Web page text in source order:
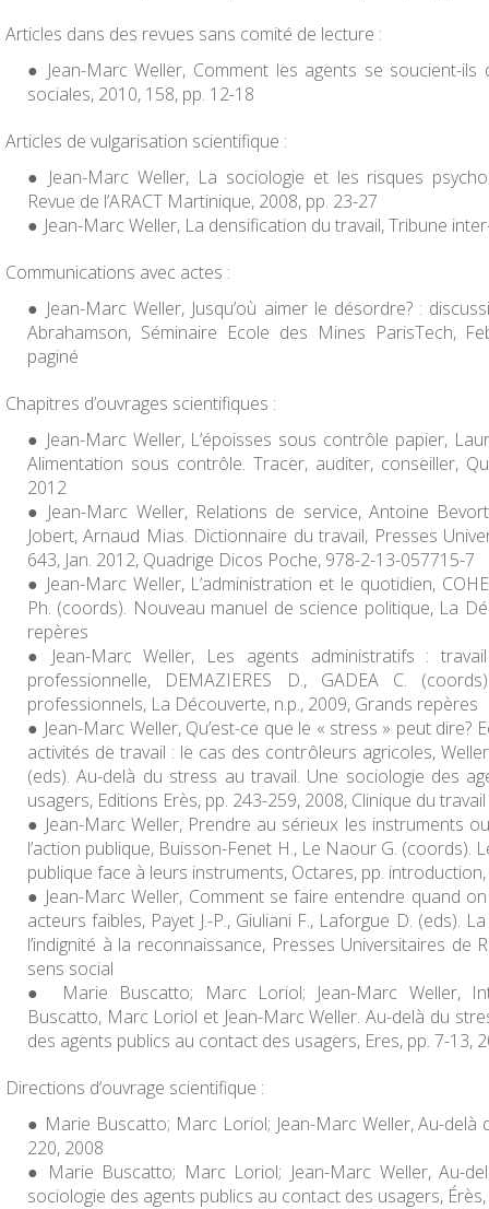
Articles dans des revues sans comité de lecture :
Jean-Marc Weller, Comment les agents se soucient-
sociales, 2010, 158, pp. 12-18
Articles de vulgarisation scientifique :
Jean-Marc Weller, La sociologie et les risques
Revue de l’ARACT Martinique, 2008, pp. 23-27
Jean-Marc Weller, La densification du travail,Tribune
Communications avec actes :
Jean-Marc Weller, Jusqu’où aimer le désordre? :
Abrahamson, Séminaire Ecole des Mines ParisTech,
paginé
Chapitres d’ouvrages scientifiques :
Jean-Marc Weller, L’époisses sous contrôle papier,
Alimentation sous contrôle. Tracer, auditer, conseiller,
2012
Jean-Marc Weller, Relations de service, Antoine
Jobert, Arnaud Mias. Dictionnaire du travail, Presses
643, Jan. 2012, Quadrige Dicos Poche, 978-2-13-057715-7
Jean-Marc Weller, L’administration et le quotidien,
Ph. (coords). Nouveau manuel de science politique, La
repères
Jean-Marc Weller, Les agents administratifs :
professionnelle, DEMAZIERES D., GADEA C.
professionnels, La Découverte, n.p., 2009, Grands repères
Jean-Marc Weller, Qu’est-ce que le « stress » peut dire?
activités de travail : le cas des contrôleurs agricoles,
(eds).Au-delà du stress au travail. Une sociologie des
usagers, Editions Erès, pp. 243-259, 2008, Clinique du travail
Jean-Marc Weller, Prendre au sérieux les instruments
l’action publique, Buisson-Fenet H., Le Naour G. (coords).
publique face à leurs instruments, Octares, pp.
Jean-Marc Weller, Comment se faire entendre quand
acteurs faibles, Payet J.-P., Giuliani F., Laforgue D. (eds).
l’indignité à la reconnaissance, Presses Universitaires de
sens social
Marie Buscatto; Marc Loriol; Jean-Marc Weller,
Buscatto, Marc Loriol et Jean-Marc Weller.Au-delà du
des agents publics au contact des usagers, Eres, pp. 7-13,
Directions d’ouvrage scientifique :
Marie Buscatto; Marc Loriol; Jean-Marc Weller, Au-delà
220, 2008
Marie Buscatto; Marc Loriol; Jean-Marc Weller, Au-
sociologie des agents publics au contact des usagers,